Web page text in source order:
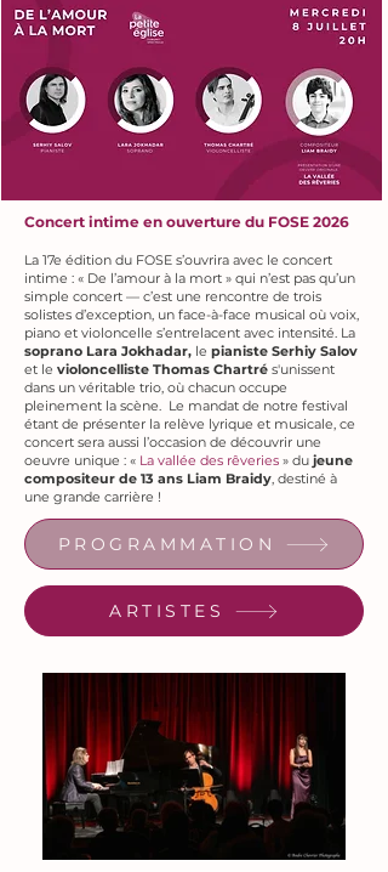
Concert intime en ouverture du FOSE 2026
La 17e édition du FOSE s’ouvrira avec le concert
intime : « De l’amour à la mort » qui n’est pas qu’un
simple concert — c’est une rencontre de trois
solistes d’exception, un face-à-face musical où voix,
piano et violoncelle s’entrelacent avec intensité. La
soprano Lara Jokhadar, le pianiste Serhiy Salov
et le violoncelliste Thomas Chartré s'unissent
dans un véritable trio, où chacun occupe
pleinement la scène. Le mandat de notre festival
étant de présenter la relève lyrique et musicale, ce
concert sera aussi l’occasion de découvrir une
oeuvre unique : « La vallée des rêveries » du jeune
compositeur de 13 ans Liam Braidy, destiné à
une grande carrière !
PROGRAMMATION
ARTISTES